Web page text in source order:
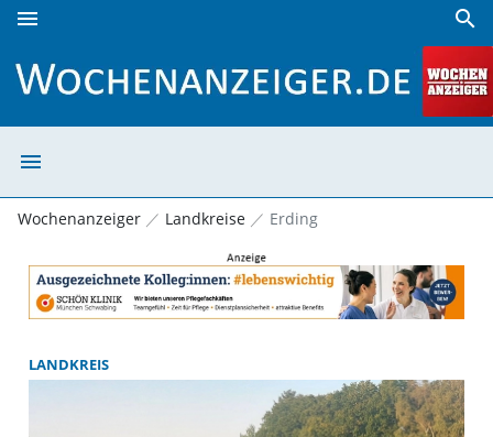
menu search
menu
Wochenanzeiger Landkreise Erding
LANDKREIS